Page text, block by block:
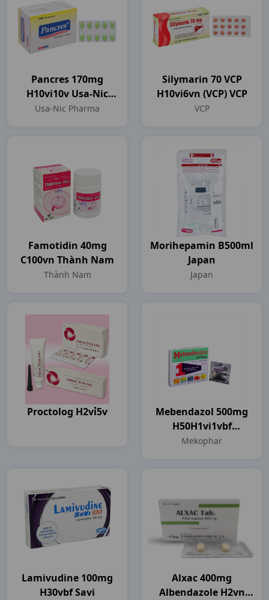
Pancres 170mg
H10vi10v Usa-Nic
Pharma
Usa-Nic Pharma
Silymarin 70 VCP
H10vi6vn (VCP) VCP
VCP
Famotidin 40mg
C100vn Thành Nam
Thành Nam
Morihepamin B500ml
Japan
Japan
Proctolog H2vỉ5v
Mebendazol 500mg
H50H1vi1vbf
Mekophar
Mekophar
Lamivudine 100mg
H30vbf Savi
Alxac 400mg
Albendazole H2vn